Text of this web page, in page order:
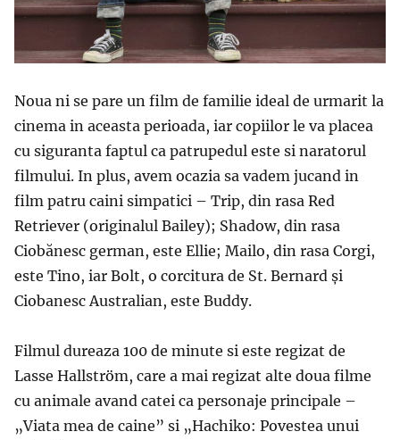
Noua ni se pare un film de familie ideal de urmarit la
cinema in aceasta perioada, iar copiilor le va placea
cu siguranta faptul ca patrupedul este si naratorul
filmului. In plus, avem ocazia sa vadem jucand in
film patru caini simpatici – Trip, din rasa Red
Retriever (originalul Bailey); Shadow, din rasa
Ciobănesc german, este Ellie; Mailo, din rasa Corgi,
este Tino, iar Bolt, o corcitura de St. Bernard și
Ciobanesc Australian, este Buddy.
Filmul dureaza 100 de minute si este regizat de
Lasse Hallström, care a mai regizat alte doua filme
cu animale avand catei ca personaje principale –
„Viata mea de caine” si „Hachiko: Povestea unui